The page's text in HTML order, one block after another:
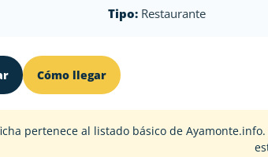
Tipo:Restaurante
Cómo llegar
pertenece al listado básico de